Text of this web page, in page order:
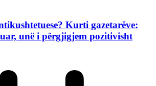
Kurti gazetarëve:
unë i përgjigjem pozitivisht